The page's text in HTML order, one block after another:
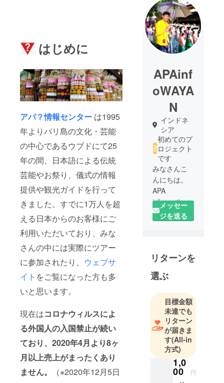
はじめに
アパ？情報センター は1995
年よりバリ島の文化・芸能
の中心であるウブドにて25
年の間、日本語による伝統
芸能やお祭り、儀式の情報
提供や観光ガイドを行って
きました。すでに1万人を超
える日本からのお客様にご
利用いただいており、みな
さんの中には実際にツアー
に参加されたり、 ウェブサ
イト をご覧になった方も多
いと思います。
現在はコロナウィルスによ
る外国人の入国禁止が続い
ており、2020年4月より8ヶ
月以上売上がまったくあり
ません。
（※2020年12月5日
APAinf
oWAYA
N
インドネ
シア
初めてのプ
ロジェクト
です
みなさんこ
んにちは。
APA
information
centerのワヤ
ンです。
ングに沢山
支援をいた
がとうござ
います。
リターンの
ツアーや
カーチャー
ターの催行
をはじめま
したので、
メッセー
ジを送る
リターンを
選ぶ
目標金額
未達でも
リターン
が届きま
す(All-in
方式)
1,0
00 円